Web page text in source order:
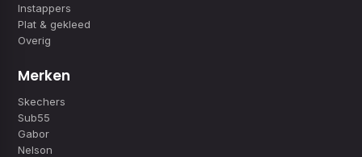
Instappers
Plat & gekleed
Overig
Merken
Skechers
Sub55
Gabor
Nelson